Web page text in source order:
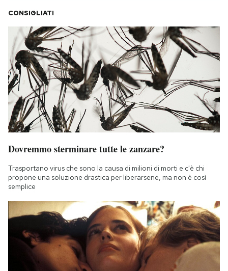
CONSIGLIATI
Dovremmo sterminare tutte le zanzare?
Trasportano virus che sono la causa di milioni di morti e c'è chi
propone una soluzione drastica per liberarsene, ma non è così
semplice